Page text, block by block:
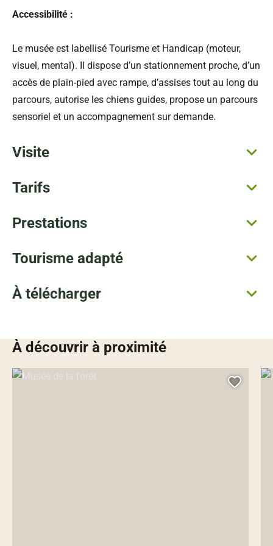
Accessibilité :
Le musée est labellisé Tourisme et Handicap (moteur,
visuel, mental). Il dispose d’un stationnement proche, d’un
accès de plain-pied avec rampe, d’assises tout au long du
parcours, autorise les chiens guides, propose un parcours
sensoriel et un accompagnement sur demande.
Visite
Tarifs
Prestations
Tourisme adapté
À télécharger
À découvrir à proximité
Musée de la forêt, © Libres